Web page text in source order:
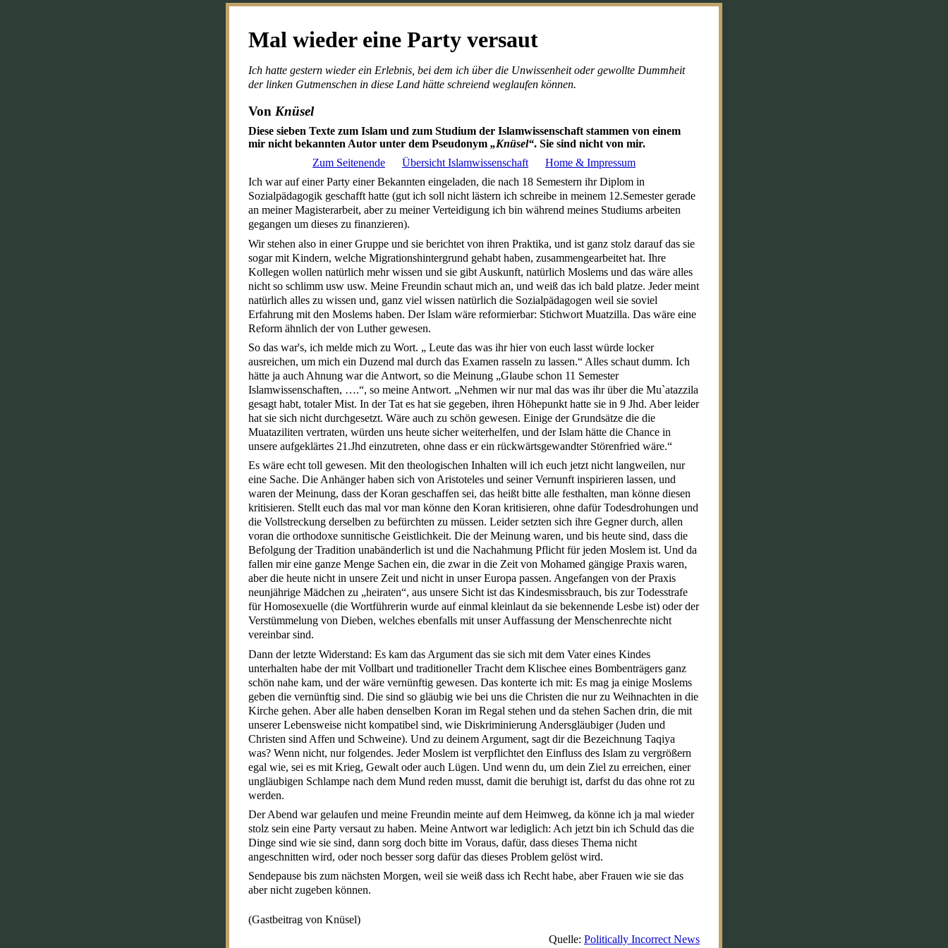
Mal wieder eine Party versaut
Ich hatte gestern wieder ein Erlebnis, bei dem ich über die Unwissenheit oder gewollte Dummheit
der linken Gutmenschen in diese Land hätte schreiend weglaufen können.
Von Knüsel
Diese sieben Texte zum Islam und zum Studium der Islamwissenschaft stammen von einem
mir nicht bekannten Autor unter dem Pseudonym „Knüsel“. Sie sind nicht von mir.
Zum Seitenende
Übersicht Islamwissenschaft
Home & Impressum
Ich war auf einer Party einer Bekannten eingeladen, die nach 18 Semestern ihr Diplom in
Sozialpädagogik geschafft hatte (gut ich soll nicht lästern ich schreibe in meinem 12.Semester gerade
an meiner Magisterarbeit, aber zu meiner Verteidigung ich bin während meines Studiums arbeiten
gegangen um dieses zu finanzieren).
Wir stehen also in einer Gruppe und sie berichtet von ihren Praktika, und ist ganz stolz darauf das sie
sogar mit Kindern, welche Migrationshintergrund gehabt haben, zusammengearbeitet hat. Ihre
Kollegen wollen natürlich mehr wissen und sie gibt Auskunft, natürlich Moslems und das wäre alles
nicht so schlimm usw usw. Meine Freundin schaut mich an, und weiß das ich bald platze. Jeder meint
natürlich alles zu wissen und, ganz viel wissen natürlich die Sozialpädagogen weil sie soviel
Erfahrung mit den Moslems haben. Der Islam wäre reformierbar: Stichwort Muatzilla. Das wäre eine
Reform ähnlich der von Luther gewesen.
So das war's, ich melde mich zu Wort. „ Leute das was ihr hier von euch lasst würde locker
ausreichen, um mich ein Duzend mal durch das Examen rasseln zu lassen.“ Alles schaut dumm. Ich
hätte ja auch Ahnung war die Antwort, so die Meinung „Glaube schon 11 Semester
Islamwissenschaften, ….“, so meine Antwort. „Nehmen wir nur mal das was ihr über die Mu`atazzila
gesagt habt, totaler Mist. In der Tat es hat sie gegeben, ihren Höhepunkt hatte sie in 9 Jhd. Aber leider
hat sie sich nicht durchgesetzt. Wäre auch zu schön gewesen. Einige der Grundsätze die die
Muataziliten vertraten, würden uns heute sicher weiterhelfen, und der Islam hätte die Chance in
unsere aufgeklärtes 21.Jhd einzutreten, ohne dass er ein rückwärtsgewandter Störenfried wäre.“
Es wäre echt toll gewesen. Mit den theologischen Inhalten will ich euch jetzt nicht langweilen, nur
eine Sache. Die Anhänger haben sich von Aristoteles und seiner Vernunft inspirieren lassen, und
waren der Meinung, dass der Koran geschaffen sei, das heißt bitte alle festhalten, man könne diesen
kritisieren. Stellt euch das mal vor man könne den Koran kritisieren, ohne dafür Todesdrohungen und
die Vollstreckung derselben zu befürchten zu müssen. Leider setzten sich ihre Gegner durch, allen
voran die orthodoxe sunnitische Geistlichkeit. Die der Meinung waren, und bis heute sind, dass die
Befolgung der Tradition unabänderlich ist und die Nachahmung Pflicht für jeden Moslem ist. Und da
fallen mir eine ganze Menge Sachen ein, die zwar in die Zeit von Mohamed gängige Praxis waren,
aber die heute nicht in unsere Zeit und nicht in unser Europa passen. Angefangen von der Praxis
neunjährige Mädchen zu „heiraten“, aus unsere Sicht ist das Kindesmissbrauch, bis zur Todesstrafe
für Homosexuelle (die Wortführerin wurde auf einmal kleinlaut da sie bekennende Lesbe ist) oder der
Verstümmelung von Dieben, welches ebenfalls mit unser Auffassung der Menschenrechte nicht
vereinbar sind.
Dann der letzte Widerstand: Es kam das Argument das sie sich mit dem Vater eines Kindes
unterhalten habe der mit Vollbart und traditioneller Tracht dem Klischee eines Bombenträgers ganz
schön nahe kam, und der wäre vernünftig gewesen. Das konterte ich mit: Es mag ja einige Moslems
geben die vernünftig sind. Die sind so gläubig wie bei uns die Christen die nur zu Weihnachten in die
Kirche gehen. Aber alle haben denselben Koran im Regal stehen und da stehen Sachen drin, die mit
unserer Lebensweise nicht kompatibel sind, wie Diskriminierung Andersgläubiger (Juden und
Christen sind Affen und Schweine). Und zu deinem Argument, sagt dir die Bezeichnung Taqiya
was? Wenn nicht, nur folgendes. Jeder Moslem ist verpflichtet den Einfluss des Islam zu vergrößern
egal wie, sei es mit Krieg, Gewalt oder auch Lügen. Und wenn du, um dein Ziel zu erreichen, einer
ungläubigen Schlampe nach dem Mund reden musst, damit die beruhigt ist, darfst du das ohne rot zu
werden.
Der Abend war gelaufen und meine Freundin meinte auf dem Heimweg, da könne ich ja mal wieder
stolz sein eine Party versaut zu haben. Meine Antwort war lediglich: Ach jetzt bin ich Schuld das die
Dinge sind wie sie sind, dann sorg doch bitte im Voraus, dafür, dass dieses Thema nicht
angeschnitten wird, oder noch besser sorg dafür das dieses Problem gelöst wird.
Sendepause bis zum nächsten Morgen, weil sie weiß dass ich Recht habe, aber Frauen wie sie das
aber nicht zugeben können.
(Gastbeitrag von Knüsel)
Quelle: Politically Incorrect News